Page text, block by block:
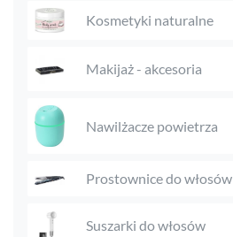
Kosmetyki naturalne
Makijaż - akcesoria
Nawilżacze powietrza
Prostownice do włosów
Suszarki do włosów